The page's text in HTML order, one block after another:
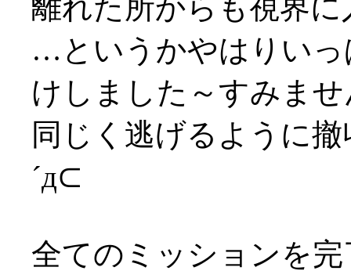
離れた所からも視界
…というかやはりい
けしました～すみませ
同じく逃げるように
´д⊂
全てのミッションを